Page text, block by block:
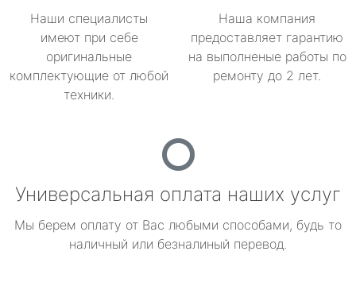
Наши специалисты
имеют при себе
оригинальные
комплектующие от любой
техники.
Наша компания
предоставляет гарантию
на выполненые работы по
ремонту до 2 лет.
Универсальная оплата наших услуг
Мы берем оплату от Вас любыми способами, будь то
наличный или безналиный перевод.